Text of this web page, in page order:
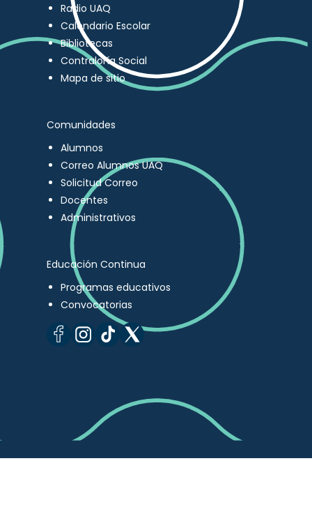
Radio UAQ
Calendario Escolar
Bibliotecas
Contraloría Social
Mapa de sitio
Comunidades
Alumnos
Correo Alumnos UAQ
Solicitud Correo
Docentes
Administrativos
Educación Continua
Programas educativos
Convocatorias